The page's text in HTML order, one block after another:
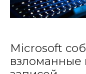
Microsoft
взломанные